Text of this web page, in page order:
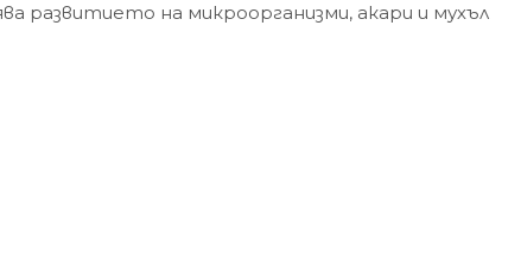
развитието на микроорганизми, акари и мухъл